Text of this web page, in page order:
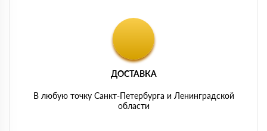
ДОСТАВКА
В любую точку Санкт-Петербурга и Ленинградской
области